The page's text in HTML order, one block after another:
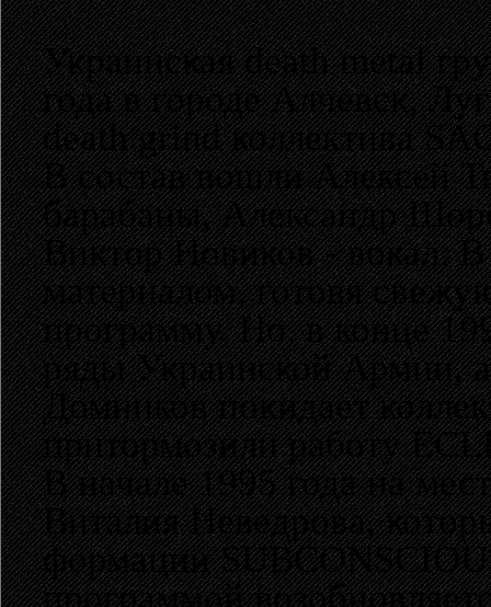
Украинская death metal
года в городе Алчевск,
death grind коллектива
В состав вошли Алексей
барабаны, Александр
Виктор Новиков - вокал. В
материалом, готовя
программу. Но, в конце
ряды Украинской Армии,
Домников покидает
притормозили работу
В начале 1995 года на
Виталия Неведрова,
формации
программой